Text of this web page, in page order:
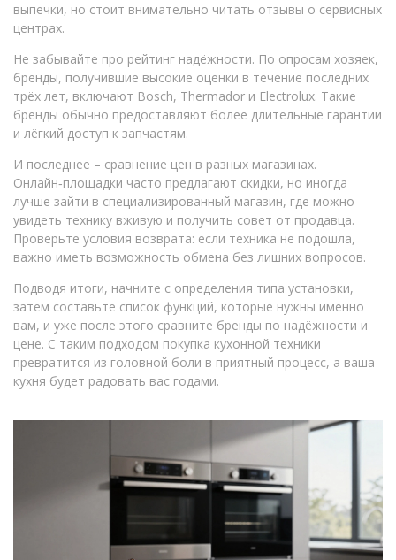
выпечки, но стоит внимательно читать отзывы о сервисных
центрах.
Не забывайте про рейтинг надёжности. По опросам хозяек,
бренды, получившие высокие оценки в течение последних
трёх лет, включают Bosch, Thermador и Electrolux. Такие
бренды обычно предоставляют более длительные гарантии
и лёгкий доступ к запчастям.
И последнее – сравнение цен в разных магазинах.
Онлайн‑площадки часто предлагают скидки, но иногда
лучше зайти в специализированный магазин, где можно
увидеть технику вживую и получить совет от продавца.
Проверьте условия возврата: если техника не подошла,
важно иметь возможность обмена без лишних вопросов.
Подводя итоги, начните с определения типа установки,
затем составьте список функций, которые нужны именно
вам, и уже после этого сравните бренды по надёжности и
цене. С таким подходом покупка кухонной техники
превратится из головной боли в приятный процесс, а ваша
кухня будет радовать вас годами.